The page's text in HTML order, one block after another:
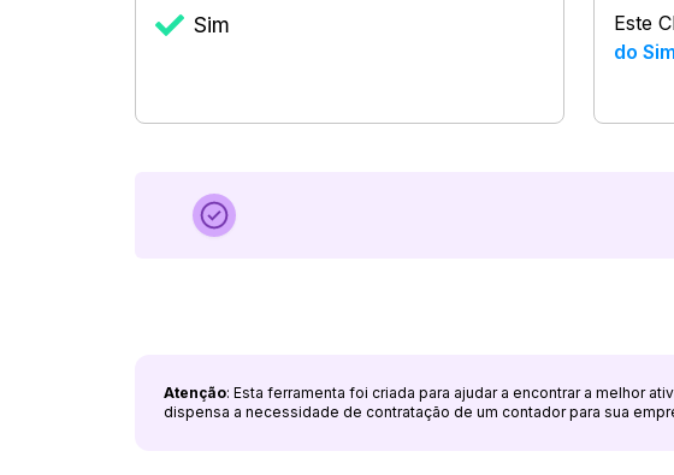
Sim Este
do
Atenção: Esta ferramenta foi criada para ajudar a encontrar a melhor
dispensa a necessidade de contratação de um contador para sua